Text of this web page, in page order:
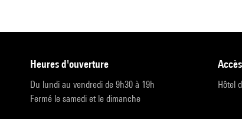
heures d'ouverture
Du lundi au vendredi de 9h30 à 19h
Fermé le samedi et le dimanche
Hôtel